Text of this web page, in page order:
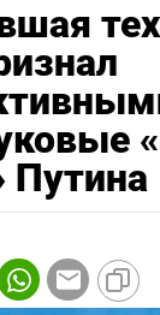
Путина